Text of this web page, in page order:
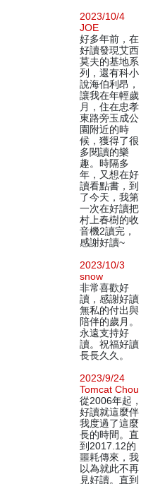
2023/10/4
JOE
好多年前，在
好讀發現艾西
莫夫的基地系
列，還有科小
說海伯利昂，
讓我在年輕歲
月，住在忠孝
東路旁玉成公
園附近的時
候，獲得了很
多閱讀的樂
趣。時隔多
年，又想在好
讀看點書，到
了今天，我第
一次在好讀把
村上春樹的收
音機2讀完，
感謝好讀~
2023/10/3
snow
非常喜歡好
讀，感謝好讀
無私的付出與
陪伴的歲月。
永遠支持好
讀。祝福好讀
長長久久。
2023/9/24
Tomcat Chou
從2006年起，
好讀就這麼伴
我度過了這麼
長的時間。直
到2017.12的
噩耗傳來，我
以為就此不再
見好讀。直到